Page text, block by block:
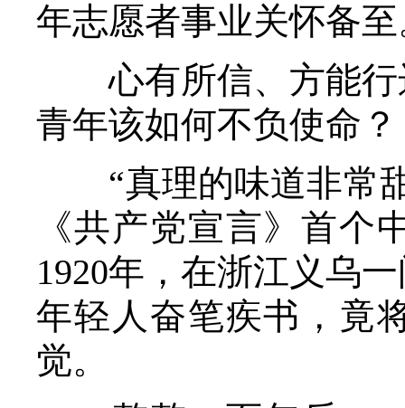
年志愿者事业关怀备
心有所信、方能行
青年该如何不负使命？
“真理的味道非常甜
《共产党宣言》首个
1920年，在浙江义乌
年轻人奋笔疾书，竟
觉。